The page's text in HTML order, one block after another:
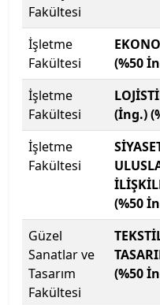
Kahramanmaraş
Kahramanmaraş
Kapadokya
Kapadokya
Karabük
Karadeniz Teknik
Karamanoğlu
Kastamonu
Fakültesi
İşletme
Fakültesi
(%50
İşletme
Fakültesi
(İng.)
İşletme
Fakültesi
(%50
Güzel
Sanatlar ve
Tasarım
Fakültesi
(%50